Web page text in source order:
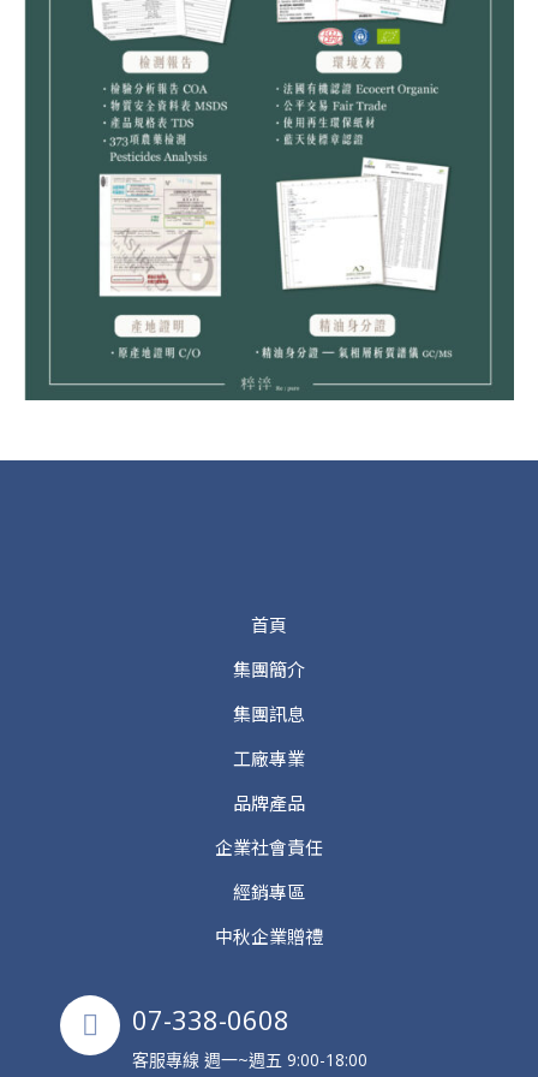
首頁
集團簡介
集團訊息
工廠專業
品牌產品
企業社會責任
經銷專區
中秋企業贈禮
07-338-0608
客服專線 週一~週五 9:00-18:00